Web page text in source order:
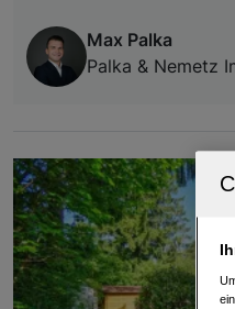
Max Palka
Palka & Nemetz